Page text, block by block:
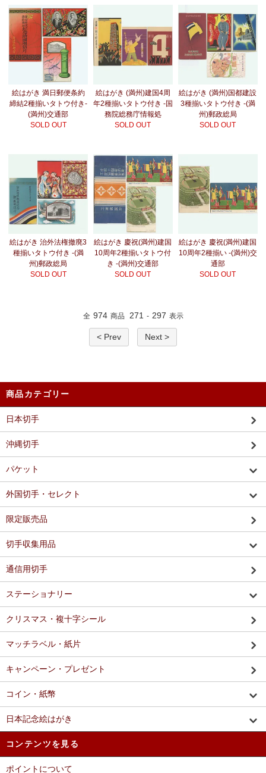
絵はがき 満日郵便条約
締結2種揃いタトウ付き-
(満州)交通部
SOLD OUT
絵はがき (満州)建国4周
年2種揃いタトウ付き -国
務院総務庁情報処
SOLD OUT
絵はがき (満州)国都建設
3種揃いタトウ付き -(満
州)郵政総局
SOLD OUT
絵はがき 治外法権撤廃3
種揃いタトウ付き -(満
州)郵政総局
SOLD OUT
絵はがき 慶祝(満州)建国
10周年2種揃いタトウ付
き -(満州)交通部
SOLD OUT
絵はがき 慶祝(満州)建国
10周年2種揃い -(満州)交
通部
SOLD OUT
全 974 商品 271 - 297 表示
< Prev Next >
商品カテゴリー
日本切手
沖縄切手
パケット
外国切手・セレクト
限定販売品
切手収集用品
通信用切手
ステーショナリー
クリスマス・複十字シール
マッチラベル・紙片
キャンペーン・プレゼント
コイン・紙幣
日本記念絵はがき
コンテンツを見る
ポイントについて